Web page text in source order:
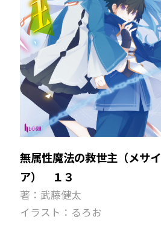
無属性魔法の救世主（メサイ
ア） １３
著：武藤健太
イラスト：るろお